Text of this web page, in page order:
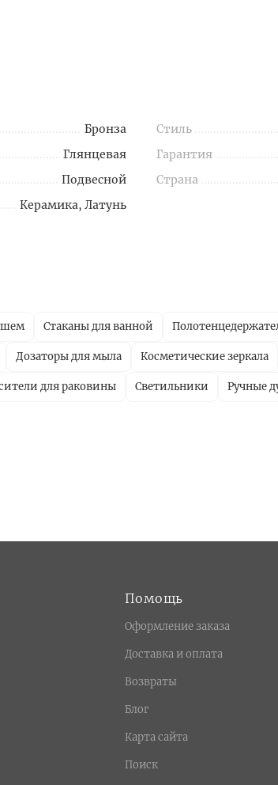
Бронза
Глянцевая
Подвесной
Керамика, Латунь
Стиль
Гарантия
Страна
Стаканы для ванной
Дозаторы для мыла Косметические зеркала
для раковины Светильники Ручные
Помощь
Оформление заказа
Доставка и оплата
Возвраты
Блог
Карта сайта
Поиск